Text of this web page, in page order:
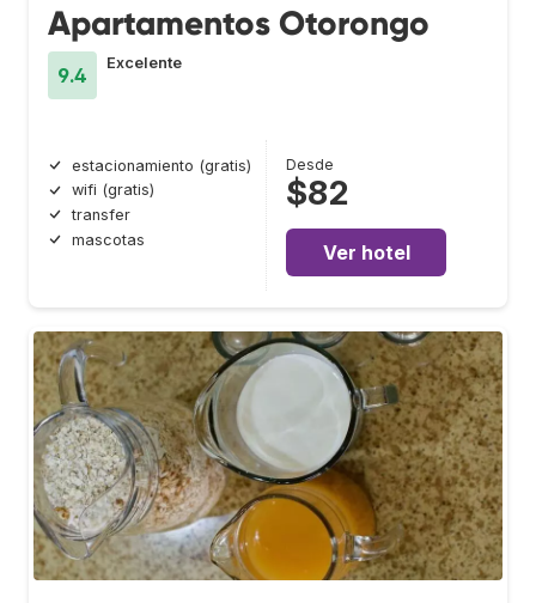
Apartamentos Otorongo
9.4
Excelente
estacionamiento (gratis)
wifi (gratis)
transfer
mascotas
Desde
$82
Ver hotel